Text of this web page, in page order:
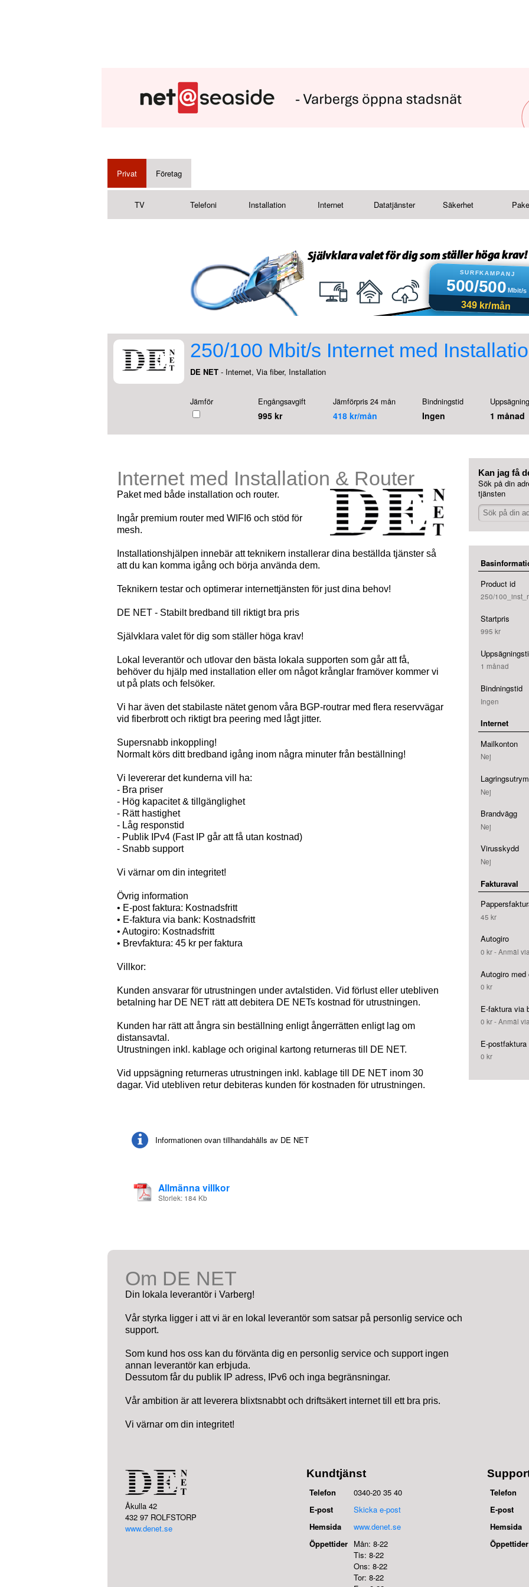
Privat Företag
TV Telefoni Installation Internet Datatjänster Säkerhet
250/100 Mbit/s Internet med
DE NET - Internet, Via fiber, Installation
Jämför Engångsavgift
995 kr
Jämförpris 24 mån
418 kr/mån
Bindningstid
Ingen 1 månad
Internet med Installation & Router
Paket med både installation och router.
Ingår premium router med WIFI6 och stöd för
mesh.
Installationshjälpen innebär att teknikern installerar dina beställda tjänster så
att du kan komma igång och börja använda dem.
Teknikern testar och optimerar internettjänsten för just dina behov!
DE NET - Stabilt bredband till riktigt bra pris
Självklara valet för dig som ställer höga krav!
Lokal leverantör och utlovar den bästa lokala supporten som går att få,
behöver du hjälp med installation eller om något krånglar framöver kommer vi
ut på plats och felsöker.
Vi har även det stabilaste nätet genom våra BGP-routrar med flera reservvägar
vid fiberbrott och riktigt bra peering med lågt jitter.
Supersnabb inkoppling!
Normalt körs ditt bredband igång inom några minuter från beställning!
Vi levererar det kunderna vill ha:
- Bra priser
- Hög kapacitet & tillgänglighet
- Rätt hastighet
- Låg responstid
- Publik IPv4 (Fast IP går att få utan kostnad)
- Snabb support
Vi värnar om din integritet!
Övrig information
• E-post faktura: Kostnadsfritt
• E-faktura via bank: Kostnadsfritt
• Autogiro: Kostnadsfritt
• Brevfaktura: 45 kr per faktura
Villkor:
Kunden ansvarar för utrustningen under avtalstiden. Vid förlust eller utebliven
betalning har DE NET rätt att debitera DE NETs kostnad för utrustningen.
Kunden har rätt att ångra sin beställning enligt ångerrätten enligt lag om
distansavtal.
Utrustningen inkl. kablage och original kartong returneras till DE NET.
Vid uppsägning returneras utrustningen inkl. kablage till DE NET inom 30
dagar. Vid utebliven retur debiteras kunden för kostnaden för utrustningen.
Informationen ovan tillhandahålls av DE NET
Allmänna villkor
Storlek: 184 Kb
Kan jag få
Sök på din
tjänsten
Product id
250/
Startpris
995 kr
1 månad
Bindningstid
Ingen
Internet
Mailkonton
Nej
Nej
Brandvägg
Nej
Virusskydd
Nej
Fakturaval
45 kr
Autogiro
0 kr - Anmäl
Autogiro med
0 kr
E-faktura via
0 kr - Anmäl
E-postfaktura
0 kr
Om DE NET
Din lokala leverantör i Varberg!
Vår styrka ligger i att vi är en lokal leverantör som satsar på personlig service och
support.
Som kund hos oss kan du förvänta dig en personlig service och support ingen
annan leverantör kan erbjuda.
Dessutom får du publik IP adress, IPv6 och inga begränsningar.
Vår ambition är att leverera blixtsnabbt och driftsäkert internet till ett bra pris.
Vi värnar om din integritet!
Åkulla 42
432 97 ROLFSTORP
www.denet.se
Kundtjänst
Telefon
0340-20 35 40
E-post
Skicka e-post
Hemsida
www.denet.se
Öppettider Mån: 8-22
Tis: 8-22
Ons: 8-22
Tor: 8-22
Telefon
E-post
Hemsida
Öppettider